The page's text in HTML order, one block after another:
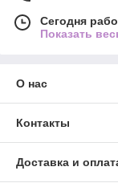
Сегодня
Показать
О нас
Контакты
Доставка и